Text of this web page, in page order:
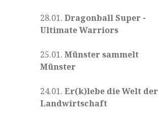
28.01.Dragonball Super -
Ultimate Warriors
25.01.Münster sammelt
Münster
24.01.Er(k)lebe die Welt der
Landwirtschaft